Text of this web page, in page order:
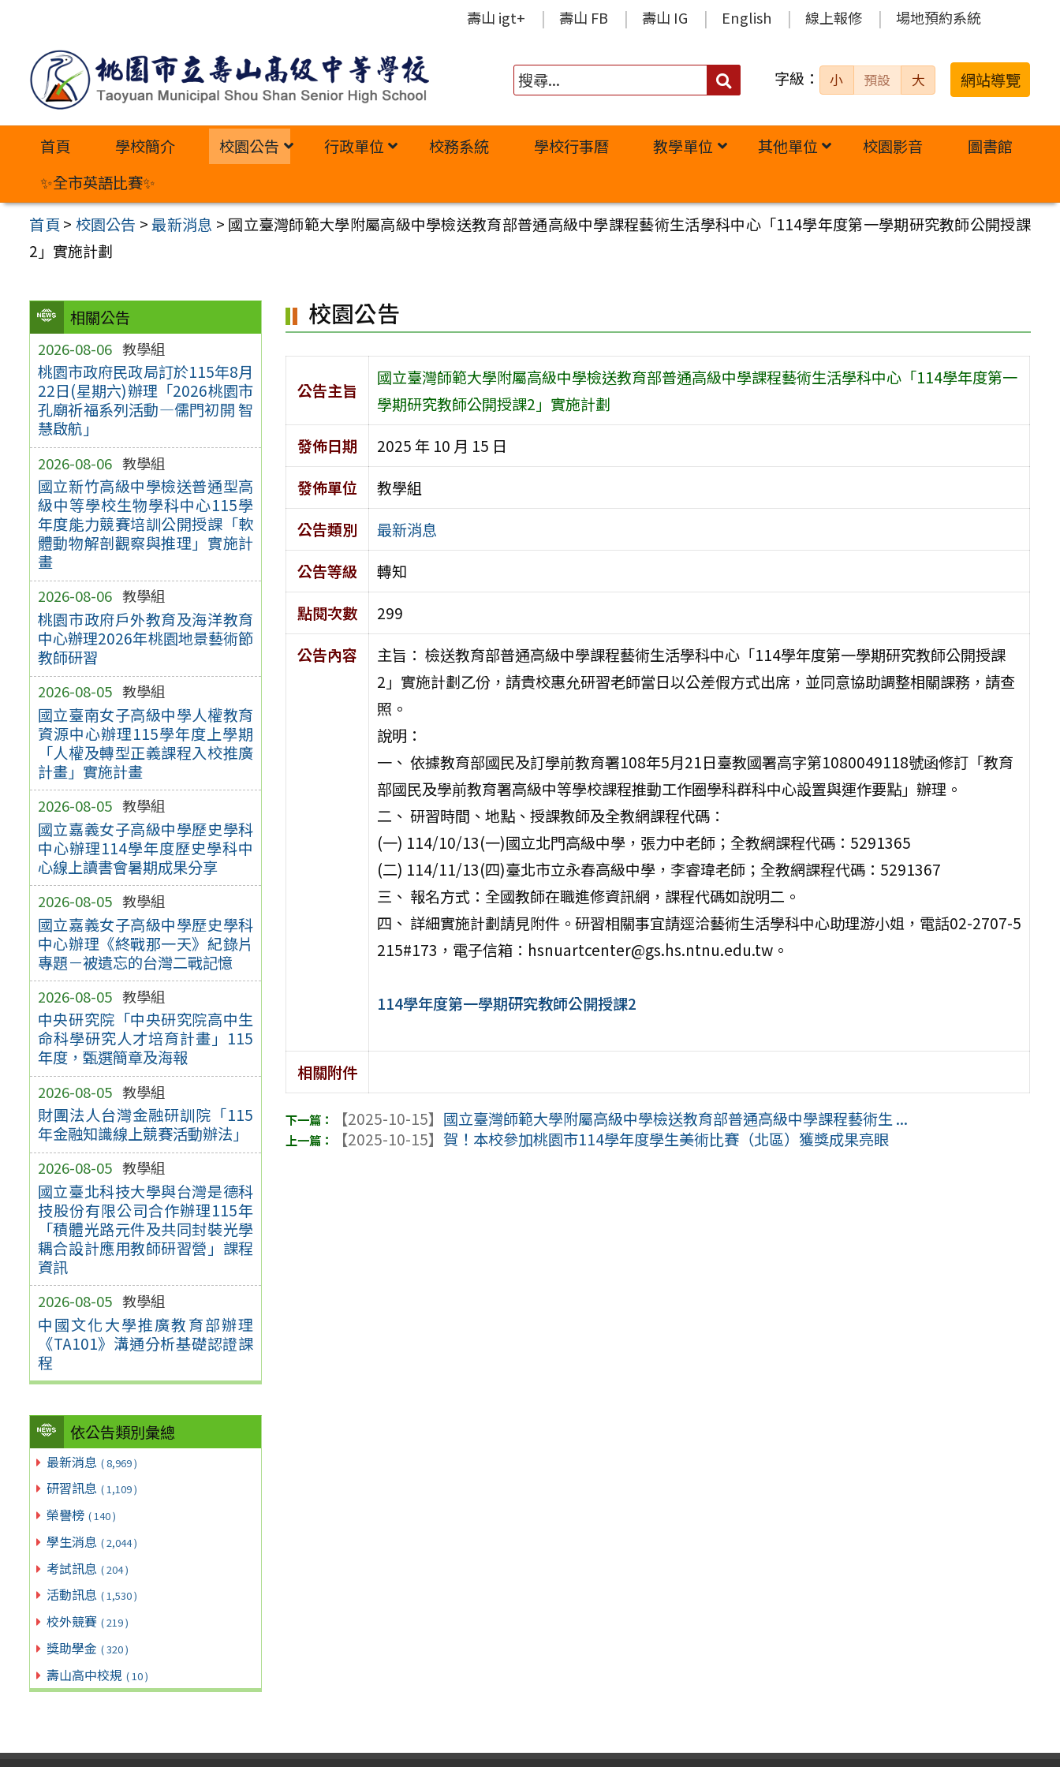
內
壽山 igt+ 壽山 FB 壽山 IG English 線上報修 場地預約系統
搜
字級： 小 預設 大 網站導覽
首頁 學校簡介 校園公告 行政單位 校務系統 學校行事曆 教學單位 其他單位 校園影音
圖書館
✨全市英語比賽✨
首頁 > 校園公告 >最新消息 > 國立臺灣師範大學附屬高級中學檢送教育部普通高級中學課程藝術生活學科中心「114學年度第一學期研究教師公開授課
2」實施計劃
相關公告
2026-08-06 教學組
桃園市政府民政局訂於115年8月
22日(星期六)辦理「2026桃園市
孔廟祈福系列活動—儒門初開 智
慧啟航」
2026-08-06 教學組
國立新竹高級中學檢送普通型高
級中等學校生物學科中心115學
年度能力競賽培訓公開授課「軟
體動物解剖觀察與推理」實施計
畫
2026-08-06 教學組
桃園市政府戶外教育及海洋教育
中心辦理2026年桃園地景藝術節
教師研習
2026-08-05 教學組
國立臺南女子高級中學人權教育
資源中心辦理115學年度上學期
「人權及轉型正義課程入校推廣
計畫」實施計畫
2026-08-05 教學組
國立嘉義女子高級中學歷史學科
中心辦理114學年度歷史學科中
心線上讀書會暑期成果分享
2026-08-05 教學組
國立嘉義女子高級中學歷史學科
中心辦理《終戰那一天》紀錄片
專題－被遺忘的台灣二戰記憶
2026-08-05 教學組
中央研究院「中央研究院高中生
命科學研究人才培育計畫」115
年度，甄選簡章及海報
2026-08-05 教學組
財團法人台灣金融研訓院「115
年金融知識線上競賽活動辦法」
2026-08-05 教學組
國立臺北科技大學與台灣是德科
技股份有限公司合作辦理115年
「積體光路元件及共同封裝光學
耦合設計應用教師研習營」課程
資訊
2026-08-05 教學組
中國文化大學推廣教育部辦理
《TA101》溝通分析基礎認證課
程
依公告類別彙總
最新消息 ( 8,969 )
研習訊息 ( 1,109 )
榮譽榜 ( 140 )
學生消息 ( 2,044 )
考試訊息 ( 204 )
活動訊息 ( 1,530 )
校外競賽 ( 219 )
獎助學金 ( 320 )
壽山高中校規 ( 10 )
校園公告
公告主旨
國立臺灣師範大學附屬高級中學檢送教育部普通高級中學課程藝術生活學科中心「114學年度第一
學期研究教師公開授課2」實施計劃
發佈日期
2025 年 10 月 15 日
發佈單位
教學組
公告類別
最新消息
公告等級
轉知
點閱次數
299
公告內容
主旨： 檢送教育部普通高級中學課程藝術生活學科中心「114學年度第一學期研究教師公開授課
2」實施計劃乙份，請貴校惠允研習老師當日以公差假方式出席，並同意協助調整相關課務，請查
照。
說明：
一、 依據教育部國民及訂學前教育署108年5月21日臺教國署高字第1080049118號函修訂「教育
部國民及學前教育署高級中等學校課程推動工作圈學科群科中心設置與運作要點」辦理。
二、 研習時間、地點、授課教師及全教網課程代碼：
(一) 114/10/13(一)國立北門高級中學，張力中老師；全教網課程代碼：5291365
(二) 114/11/13(四)臺北市立永春高級中學，李睿瑋老師；全教網課程代碼：5291367
三、 報名方式：全國教師在職進修資訊網，課程代碼如說明二。
四、 詳細實施計劃請見附件。研習相關事宜請逕洽藝術生活學科中心助理游小姐，電話02-2707-5
215#173，電子信箱：hsnuartcenter@gs.hs.ntnu.edu.tw。
114學年度第一學期研究教師公開授課2
相關附件
【2025-10-15】 國立臺灣師範大學附屬高級中學檢送教育部普通高級中學課程藝術生 ...
【2025-10-15】 賀！本校參加桃園市114學年度學生美術比賽（北區）獲獎成果亮眼